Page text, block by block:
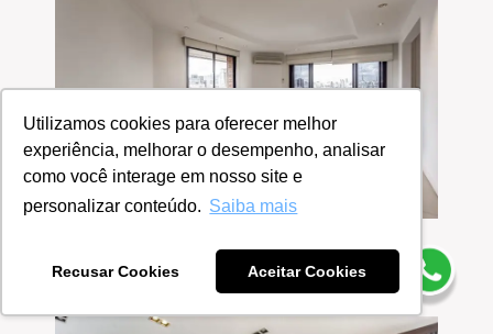
Utilizamos cookies para oferecer melhor
experiência, melhorar o desempenho, analisar
como você interage em nosso site e
personalizar conteúdo. Saiba mais
Recusar Cookies Aceitar Cookies
Apartamento em localização arborizada